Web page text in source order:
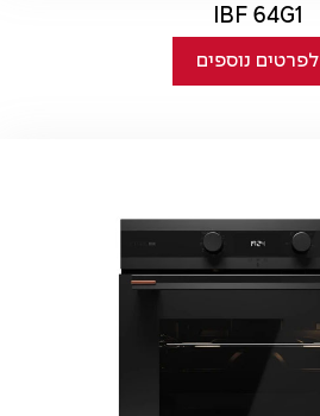
IBF 64G1
לפרטים נוספים